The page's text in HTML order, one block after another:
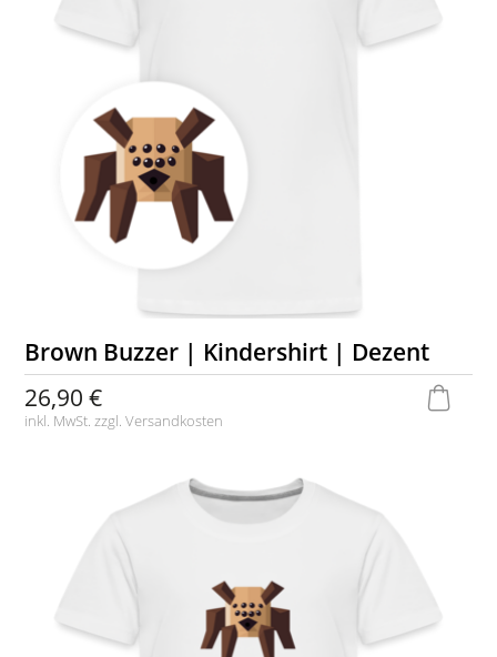
Brown Buzzer | Kindershirt | Dezent
26,90 €
inkl. MwSt. zzgl.Versandkosten